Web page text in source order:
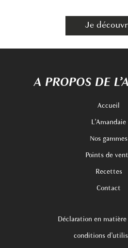
Je
A PROPOS DE
Accueil
L’Amandaie
Nos gammes
Points de
Recettes
Contact
Déclaration en matière
conditions